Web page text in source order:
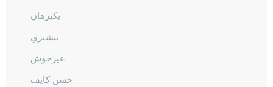
بكيرهان
بيشيري
غيرجوش
حسن كايف